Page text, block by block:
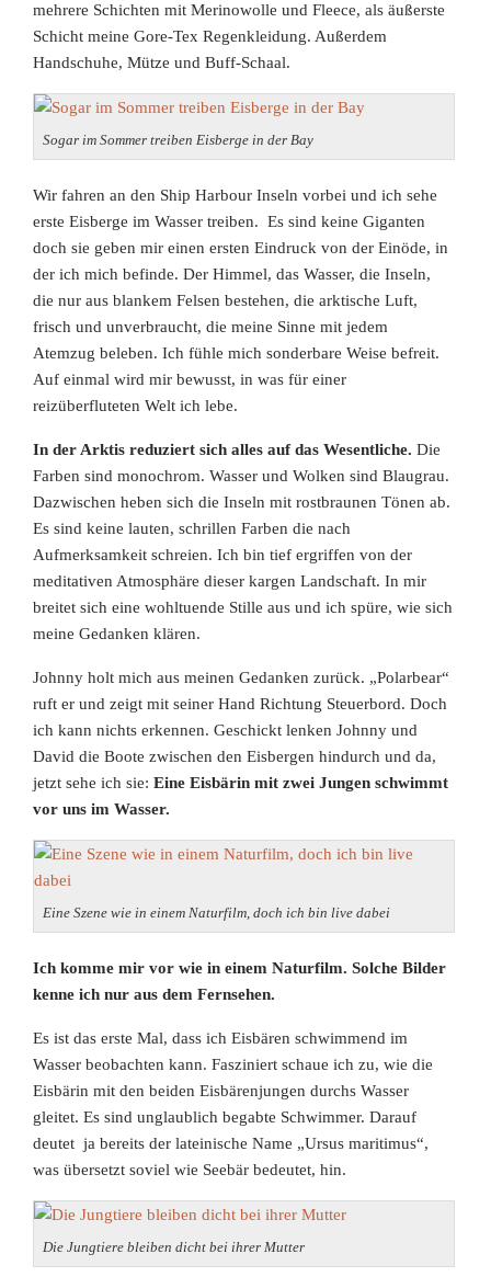
mehrere Schichten mit Merinowolle und Fleece, als äußerste
Schicht meine Gore-Tex Regenkleidung. Außerdem
Handschuhe, Mütze und Buff-Schaal.
Sogar im Sommer treiben Eisberge in der Bay
Wir fahren an den Ship Harbour Inseln vorbei und ich sehe
erste Eisberge im Wasser treiben. Es sind keine Giganten
doch sie geben mir einen ersten Eindruck von der Einöde, in
der ich mich befinde. Der Himmel, das Wasser, die Inseln,
die nur aus blankem Felsen bestehen, die arktischeLuft,
frisch und unverbraucht, die meine Sinne mit jedem
Atemzug beleben. Ich fühle mich sonderbare Weise befreit.
Auf einmal wird mir bewusst, in was für einer
reizüberfluteten Welt ich lebe.
In der Arktis reduziert sich alles auf das Wesentliche.Die
Farben sind monochrom. Wasser und Wolken sind Blaugrau.
Dazwischen heben sich die Inseln mit rostbraunen Tönen ab.
Es sind keine lauten, schrillen Farben die nach
Aufmerksamkeit schreien. Ich bin tief ergriffen von der
meditativen Atmosphäre dieser kargen Landschaft. In mir
breitet sich eine wohltuende Stille aus und ich spüre, wie sich
meine Gedanken klären.
Johnny holt mich aus meinen Gedanken zurück. „Polarbear“
ruft er und zeigt mit seiner Hand Richtung Steuerbord. Doch
ich kann nichts erkennen. Geschickt lenken Johnny und
David die Boote zwischen den Eisbergen hindurch und da,
jetzt sehe ich sie:Eine Eisbärin mit zwei Jungen schwimmt
vor uns im Wasser.
Eine Szene wie in einem Naturfilm, doch ich bin live dabei
Ich komme mir vor wie in einem Naturfilm. Solche Bilder
kenne ich nur aus dem Fernsehen.
Es ist das erste Mal, dass ich Eisbären schwimmend im
Wasser beobachten kann. Fasziniert schaue ich zu, wie die
Eisbärin mit den beiden Eisbärenjungen durchs Wasser
gleitet. Es sind unglaublich begabte Schwimmer. Darauf
deutet ja bereits der lateinische Name „Ursus maritimus“,
was übersetzt soviel wie Seebär bedeutet, hin.
Die Jungtiere bleiben dicht bei ihrer Mutter